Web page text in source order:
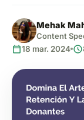
Mehak
Content
calendar_today18 mar. 2024 schedule